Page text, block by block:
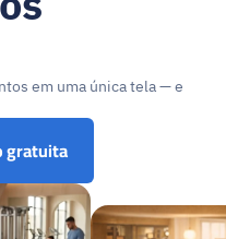
em uma única tela — e
gratuita